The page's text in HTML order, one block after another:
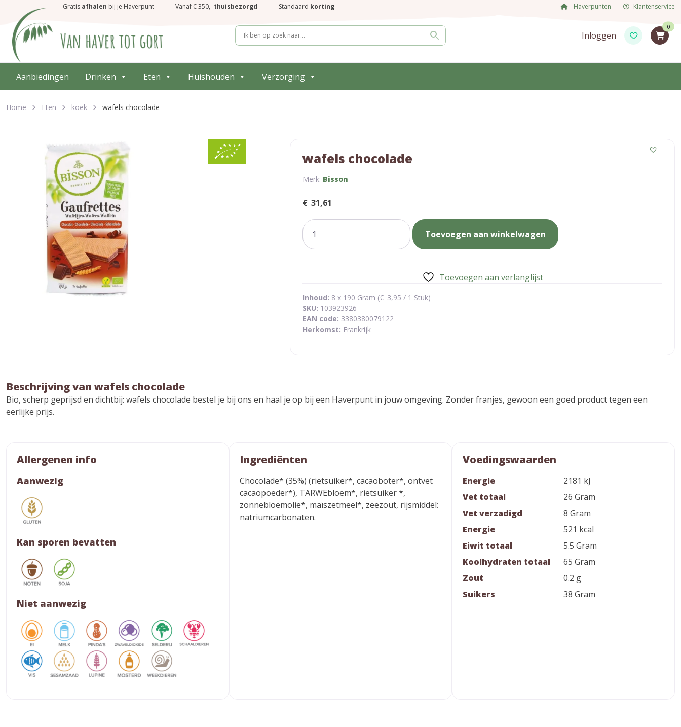
Gratis afhalen bij je Haverpunt Vanaf € 350,- thuisbezorgd Standaard korting Haverpunten Klantenservice
Inloggen
0
Aanbiedingen Drinken Eten Huishouden Verzorging
Home Eten koek wafels chocolade
wafels chocolade
Merk: Bisson
€ 31,61
wafels
chocolade
aantal
Toevoegen aan winkelwagen
Toevoegen aan verlanglijst
Inhoud: 8 x 190 Gram (€ 3,95 / 1 Stuk)
SKU: 103923926
EAN code: 3380380079122
Herkomst: Frankrijk
Beschrijving van wafels chocolade
Bio, scherp geprijsd en dichtbij: wafels chocolade bestel je bij ons en haal je op bij een Haverpunt in jouw omgeving. Zonder franjes, gewoon een goed product tegen een
eerlijke prijs.
Allergenen info
Aanwezig
Kan sporen bevatten
Niet aanwezig
Ingrediënten
Chocolade* (35%) (rietsuiker*, cacaoboter*, ontvet
cacaopoeder*), TARWEbloem*, rietsuiker *,
zonnebloemolie*, maïszetmeel*, zeezout, rijsmiddel:
natriumcarbonaten.
Voedingswaarden
Energie
2181 kJ
Vet totaal
26 Gram
Vet verzadigd
8 Gram
Energie
521 kcal
Eiwit totaal
5.5 Gram
Koolhydraten totaal
65 Gram
Zout
0.2 g
Suikers
38 Gram